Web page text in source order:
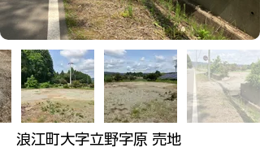
浪江町大字立野字原 売地